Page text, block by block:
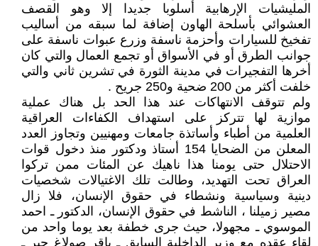
المليشيات الإرهابية أسلوبا جديدا إلا وهو القصف
العشوائي بأسلحة الهاون إضافة لما سبقه من أساليب
تفخيخ للسيارات وأحزمة ناسفة وزرع عبوات ناسفة على
جوانب الطرق أو في الأسواق أو تجمع العمال والتي كان
أخرها التفجيرات في مدينة الثورة في تشرين ثاني والتي
خلفت أكثر من 200 ضحية و250 جريح .
ولم تتوقف الانتهاكات عند هذا الحد بل هناك عملية
موازية لها تتركز على استهداف الكفاءات العراقية
العلمية من أطباء وأساتذة جامعات ومهنيين وتجاوز العدد
المعلن من الضحايا 154 أستاذ ودكتور منذ دخول قوات
الاحتلال حتى يومنا هذا ناهيك عن المئات ممن تركوا
العراق تحت التهديد، وطالت تلك الاغتيالات شخصيات
دينية وسياسية ونشطاء في حقوق الإنسان، فلا زال
مصير زميلنا ، الناشط في حقوق الإنسان، الدكتور ـ احمد
الموسوي ـ مجهولا، حيث جرى خطفة بعد يوما واحد من
لقاء عقده مع وزير الداخلية السابق ـ باقر صولاغ جبر ـ